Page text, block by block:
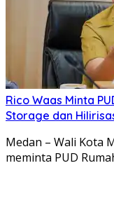
Rico Waas Minta
Storage dan
Medan – Wali Kota
meminta PUD